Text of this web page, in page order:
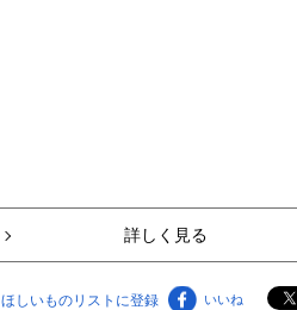
詳しく見る
ほしいものリストに登録 いいね